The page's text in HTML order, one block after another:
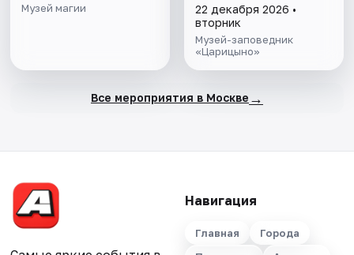
Музей магии
22 декабря 2026 •
вторник
Музей-заповедник
«Царицыно»
Все мероприятия в Москве →
Навигация
Главная
Города